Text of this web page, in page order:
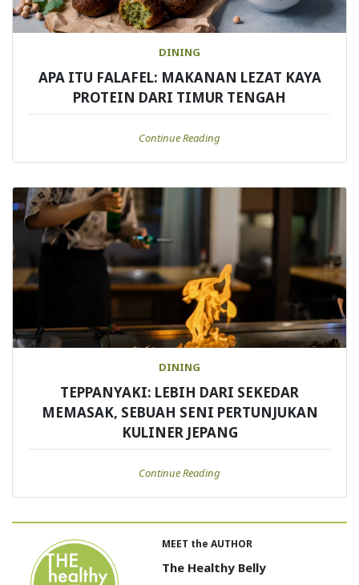
DINING
APA ITU FALAFEL: MAKANAN LEZAT KAYA
PROTEIN DARI TIMUR TENGAH
Continue Reading
DINING
TEPPANYAKI: LEBIH DARI SEKEDAR
MEMASAK, SEBUAH SENI PERTUNJUKAN
KULINER JEPANG
Continue Reading
MEET the AUTHOR
The Healthy Belly